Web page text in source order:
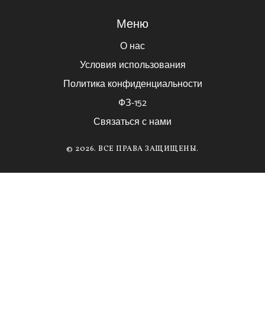
Меню
О нас
Условия использования
Политика конфиденциальности
ФЗ-152
Связаться с нами
© 2026. ВСЕ ПРАВА ЗАЩИЩЕНЫ.